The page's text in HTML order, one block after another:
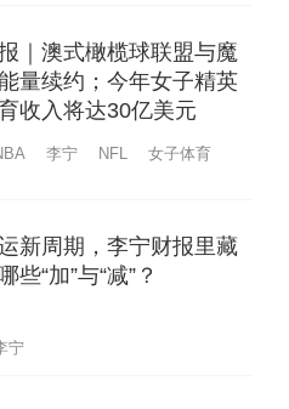
｜澳式橄榄球联盟与魔
量续约；今年女子精英
收入将达30亿美元
李宁 NFL
女子体育
新周期，李宁财报里藏
些“加”与“减”？
宁